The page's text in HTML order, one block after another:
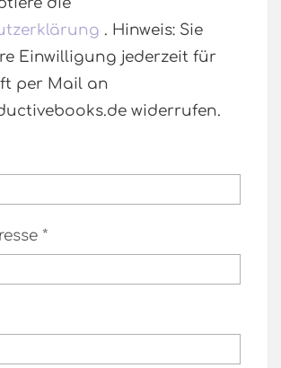
. Hinweis: Sie
Einwilligung jederzeit für
per Mail an
widerrufen.
*